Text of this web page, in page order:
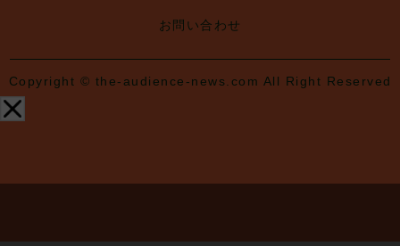
お問い合わせ
Copyright © the-audience-news.com All Right Reserved